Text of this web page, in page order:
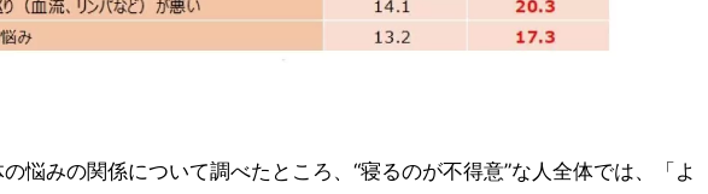
悩みの関係について調べたところ、“寝るのが不得意”な人全体では、「よ